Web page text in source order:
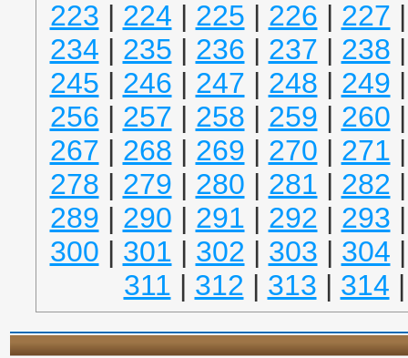
223 | 224 | 225 | 226 | 227
234 | 235 | 236 | 237 | 238
245 | 246 | 247 | 248 | 249
256 | 257 | 258 | 259 | 260
267 | 268 | 269 | 270 | 271
278 | 279 | 280 | 281 | 282
289 | 290 | 291 | 292 | 293
300 | 301 | 302 | 303 | 304
311 | 312 | 313 | 314